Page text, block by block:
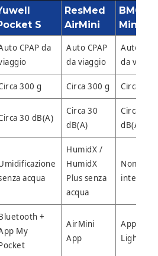
S
ResMed
AirMini
BMC M1
Mini
CPAP da
Auto CPAP
da viaggio
Auto
da
300 g Circa 300 g Circa
30 dB(A)
Circa 30
dB(A)
Circa 30
dB(A)
acqua
HumidX /
HumidX
Plus senza
acqua
Non
integrata
+
My
AirMini
App
App
LightTrip